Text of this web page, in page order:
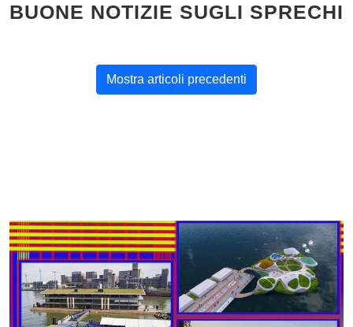
BUONE NOTIZIE SUGLI SPRECHI
Mostra articoli precedenti